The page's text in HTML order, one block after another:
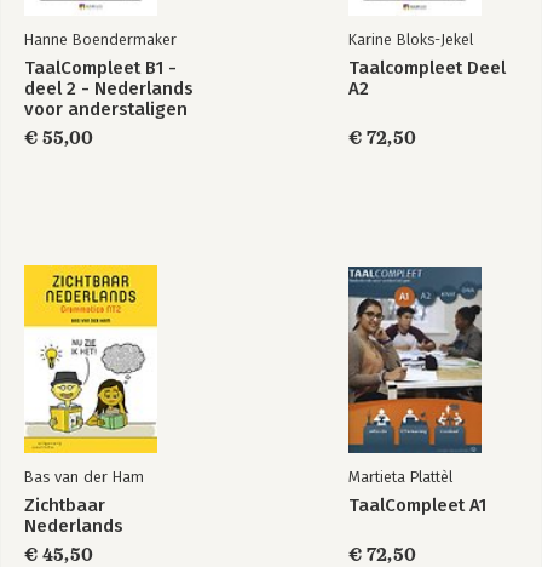
Hanne Boendermaker
TaalCompleet B1 -
deel 2 - Nederlands
voor anderstaligen
€ 55,00
Karine Bloks-Jekel
Taalcompleet Deel
A2
€ 72,50
Bas van der Ham
Zichtbaar
Nederlands
€ 45,50
Martieta Plattèl
TaalCompleet A1
€ 72,50